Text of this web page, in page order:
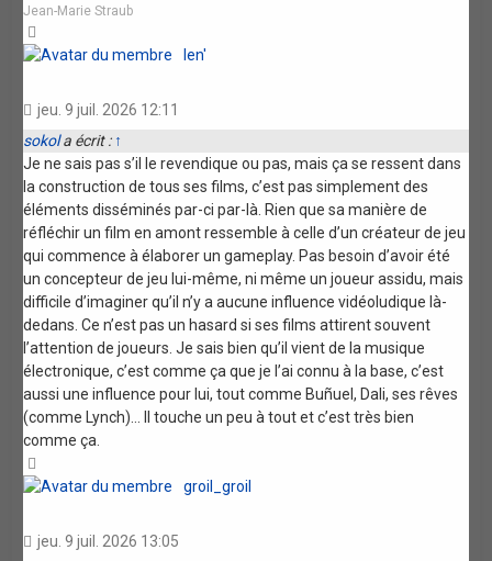
Jean-Marie Straub
len'
jeu. 9 juil. 2026 12:11
sokola écrit : ↑
Je ne sais pas s’il le revendique ou pas, mais ça se ressent dans
la construction de tous ses films, c’est pas simplement des
éléments disséminés par-ci par-là. Rien que sa manière de
réfléchir un film en amont ressemble à celle d’un créateur de jeu
qui commence à élaborer un gameplay. Pas besoin d’avoir été
un concepteur de jeu lui-même, ni même un joueur assidu, mais
difficile d’imaginer qu’il n’y a aucune influence vidéoludique là-
dedans. Ce n’est pas un hasard si ses films attirent souvent
l’attention de joueurs. Je sais bien qu’il vient de la musique
électronique, c’est comme ça que je l’ai connu à la base, c’est
aussi une influence pour lui, tout comme Buñuel, Dali, ses rêves
(comme Lynch)… Il touche un peu à tout et c’est très bien
comme ça.
groil_groil
jeu. 9 juil. 2026 13:05